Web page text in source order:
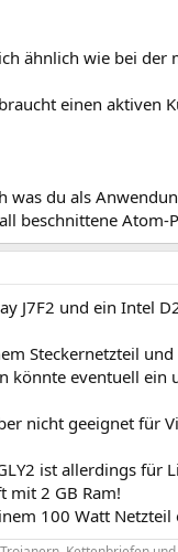
ähnlich wie bei
einen aktiven
was du als
beschnittene Atom-
J7F2 und ein Intel
Steckernetzteil
könnte eventuell ein
nicht geeignet für
ist allerdings für
mit 2 GB Ram!
100 Watt